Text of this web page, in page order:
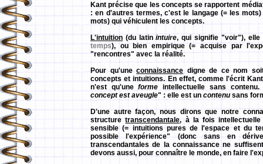
Kant précise que les concepts se rapportent
: en d'autres termes, c'est le langage (= les
mots) qui véhiculent les concepts.
L'intuition (du latinintuire, qui signifie "voir"),
temps), ou bien empirique (= acquise par
"rencontres" avec la réalité.
Pour qu'uneconnaissance digne de ce nom
concepts et intuitions. En effet, comme l'écrit
n'est qu'uneforme intellectuelle sans
concept est aveugle" : elle est un contenu sans
D'une autre façon, nous dirons que notre
structuretranscendantale, à la fois
sensible (= intuitions pures de l'espace et du
possible l'expérience" (donc sans en
transcendantales de la connaissance ne
devons aussi, pour connaître le monde, en faire